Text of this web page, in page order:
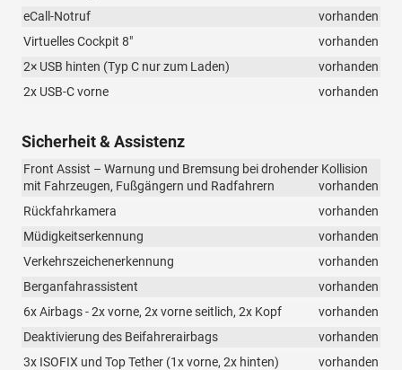
eCall-Notruf
vorhanden
Virtuelles Cockpit 8"
vorhanden
2× USB hinten (Typ C nur zum Laden)
vorhanden
2x USB-C vorne
vorhanden
Sicherheit & Assistenz
Front Assist – Warnung und Bremsung bei drohender Kollision
mit Fahrzeugen, Fußgängern und Radfahrern
vorhanden
Rückfahrkamera
vorhanden
Müdigkeitserkennung
vorhanden
Verkehrszeichenerkennung
vorhanden
Berganfahrassistent
vorhanden
6x Airbags - 2x vorne, 2x vorne seitlich, 2x Kopf
vorhanden
Deaktivierung des Beifahrerairbags
vorhanden
3x ISOFIX und Top Tether (1x vorne, 2x hinten)
vorhanden